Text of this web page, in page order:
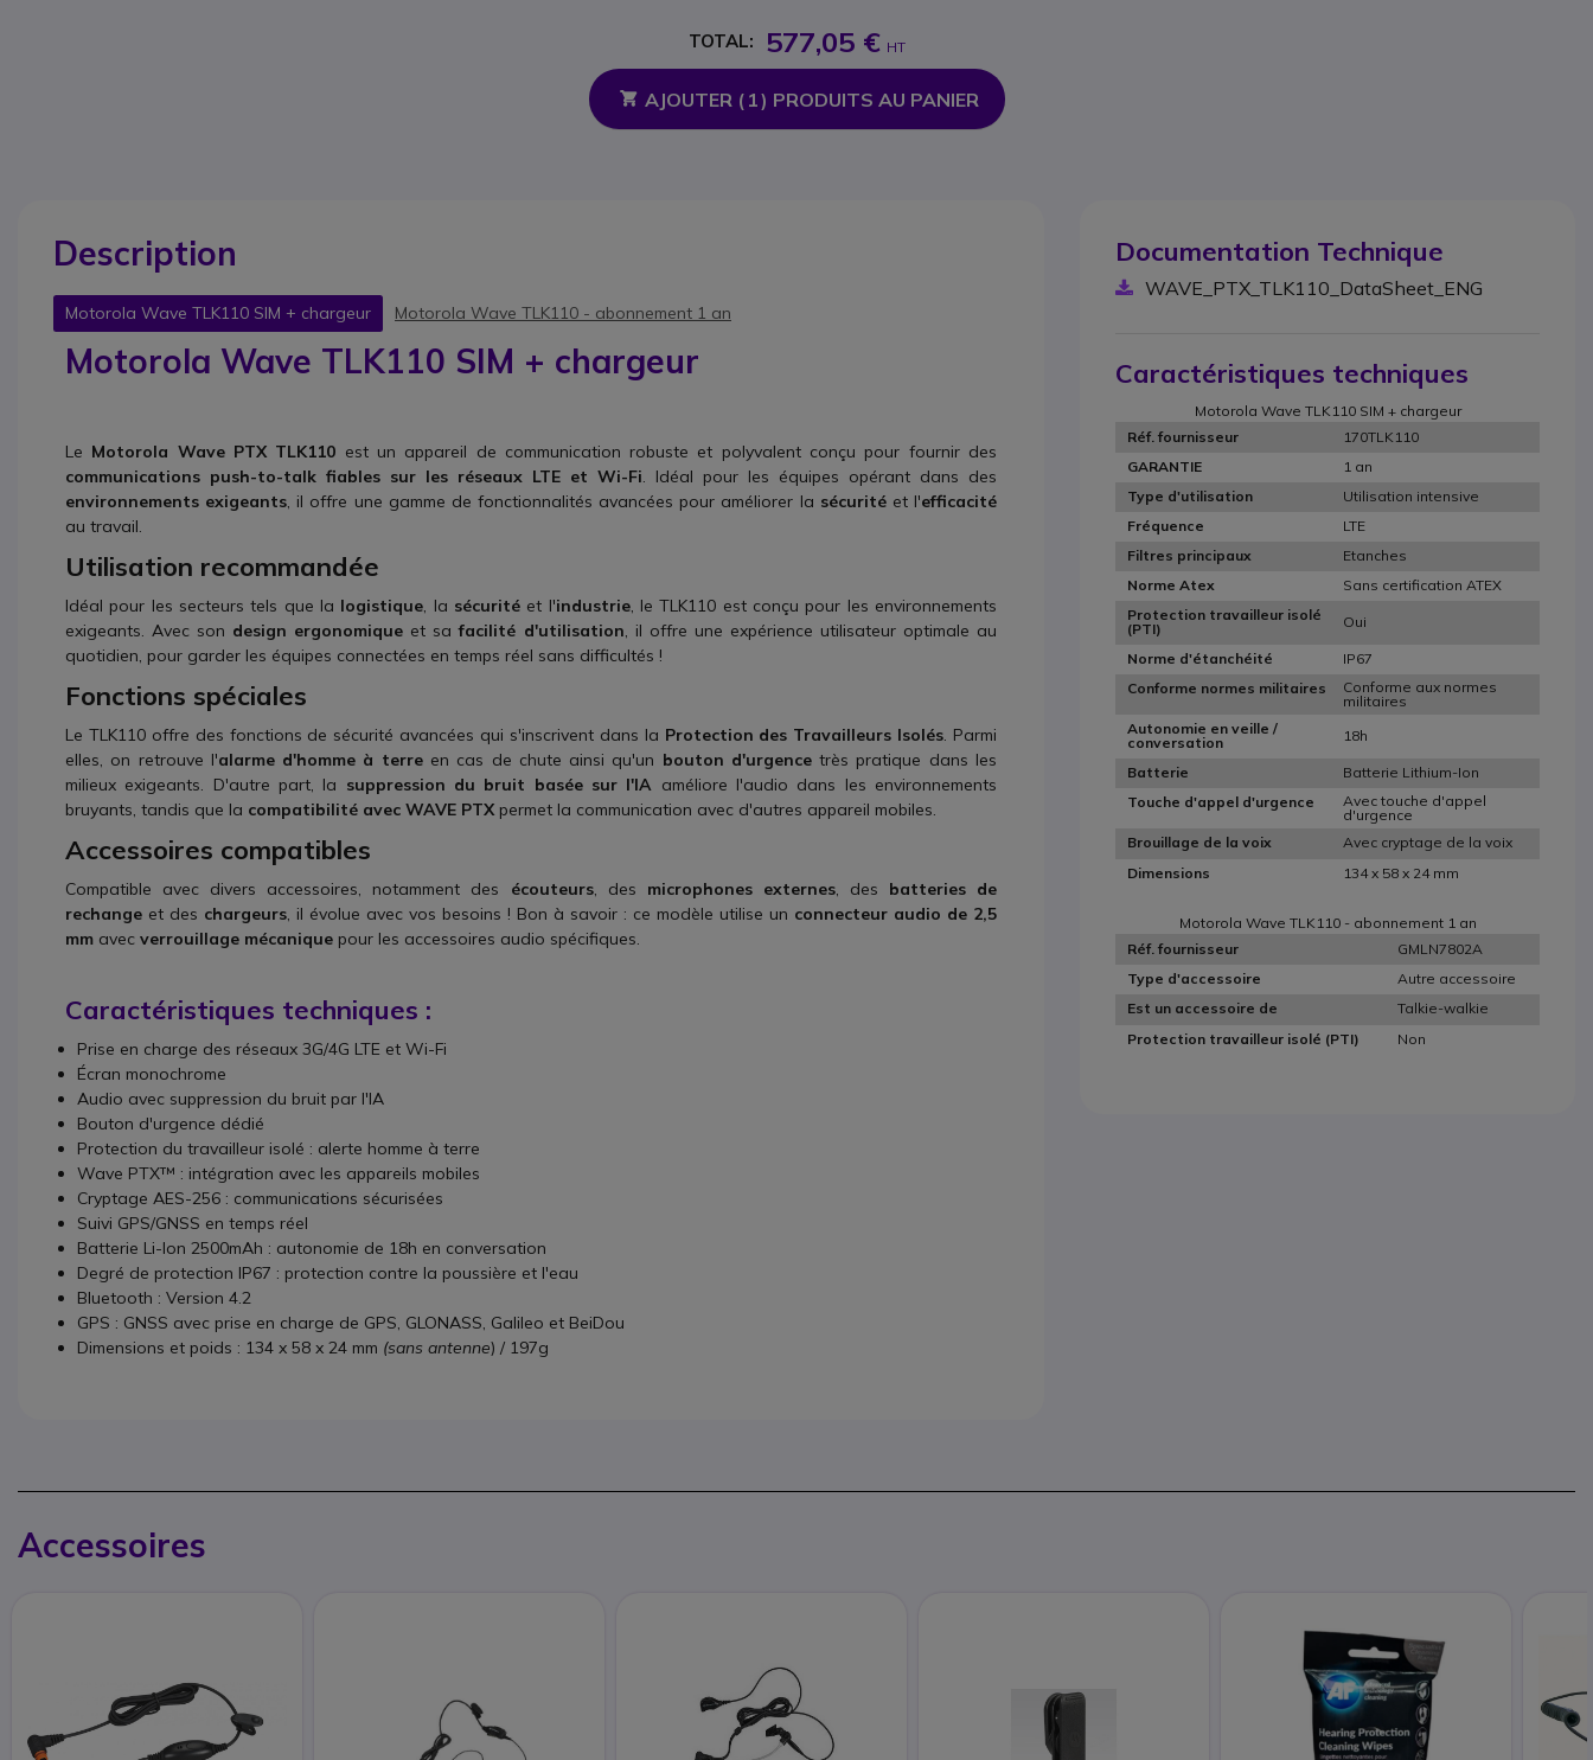
TOTAL: 577,05 € HT
AJOUTER ( 1) PRODUITS AU PANIER
Description
Motorola Wave TLK110 SIM + chargeur Motorola Wave TLK110 - abonnement 1 an
Motorola Wave TLK110 SIM + chargeur
Le Motorola Wave PTX TLK110 est un appareil de communication robuste et polyvalent conçu pour fournir des
communications push-to-talk fiables sur les réseaux LTE et Wi-Fi. Idéal pour les équipes opérant dans des
environnements exigeants, il offre une gamme de fonctionnalités avancées pour améliorer la sécurité et l'efficacité
au travail.
Utilisation recommandée
Idéal pour les secteurs tels que la logistique, la sécurité et l'industrie, le TLK110 est conçu pour les environnements
exigeants. Avec son design ergonomique et safacilité d'utilisation, il offre une expérience utilisateur optimale au
quotidien, pour garder les équipes connectées en temps réel sans difficultés !
Fonctions spéciales
Le TLK110 offre des fonctions de sécurité avancées qui s'inscrivent dans la Protection des Travailleurs Isolés. Parmi
elles, on retrouve l'alarme d'homme à terreen cas de chute ainsi qu'un bouton d'urgencetrès pratique dans les
milieux exigeants. D'autre part, la suppression du bruit basée sur l'IA améliore l'audio dans les environnements
bruyants, tandis que la compatibilité avec WAVE PTX permet la communication avec d'autres appareil mobiles.
Accessoires compatibles
Compatible avec divers accessoires, notamment des écouteurs, des microphones externes, des batteries de
rechange et des chargeurs, il évolue avec vos besoins ! Bon à savoir : ce modèle utilise un connecteur audio de 2,5
mm avec verrouillage mécanique pour les accessoires audio spécifiques.
Caractéristiques techniques :
Prise en charge des réseaux 3G/4G LTE et Wi-Fi
Écran monochrome
Audio avec suppression du bruit par l'IA
Bouton d'urgence dédié
Protection du travailleur isolé : alerte homme à terre
Wave PTX™ : intégration avec les appareils mobiles
Cryptage AES-256 : communications sécurisées
Suivi GPS/GNSS en temps réel
Batterie Li-Ion 2500mAh : autonomie de 18h en conversation
Degré de protection IP67 : protection contre la poussière et l'eau
Bluetooth : Version 4.2
GPS : GNSS avec prise en charge de GPS, GLONASS, Galileo et BeiDou
Dimensions et poids : 134 x 58 x 24 mm (sans antenne) / 197g
Documentation Technique
WAVE_PTX_TLK110_DataSheet_ENG
Caractéristiques techniques
Motorola Wave TLK110 SIM + chargeur
Réf. fournisseur
170TLK110
GARANTIE
1 an
Type d'utilisation
Utilisation intensive
Fréquence
LTE
Filtres principaux
Etanches
Norme Atex
Sans certification ATEX
Protection travailleur isolé
(PTI)
Oui
Norme d'étanchéité
IP67
Conforme normes militaires
Conforme aux normes
militaires
Autonomie en veille /
conversation
18h
Batterie
Batterie Lithium-Ion
Touche d'appel d'urgence
Avec touche d'appel
d'urgence
Brouillage de la voix
Avec cryptage de la voix
Dimensions
134 x 58 x 24 mm
Motorola Wave TLK110 - abonnement 1 an
Réf. fournisseur
GMLN7802A
Type d'accessoire
Autre accessoire
Est un accessoire de
Talkie-walkie
Protection travailleur isolé (PTI)
Non
Accessoires